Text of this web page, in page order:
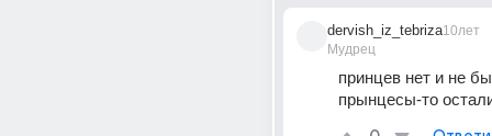
dervish_iz_tebriza
Мудрец
10лет
принцев нет и не
прынцесы-то